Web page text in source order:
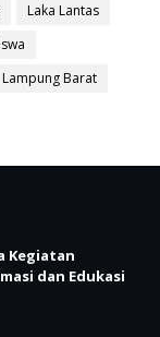
Laka Lantas
Lampung Barat
Kegiatan
dan Edukasi